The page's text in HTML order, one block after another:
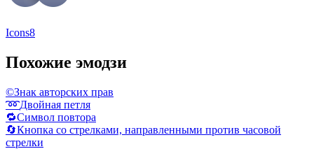
Icons8
Похожие эмодзи
©️Знак авторских прав
➿Двойная петля
🔁Символ повтора
🔄Кнопка со стрелками, направленными против часовой
стрелки